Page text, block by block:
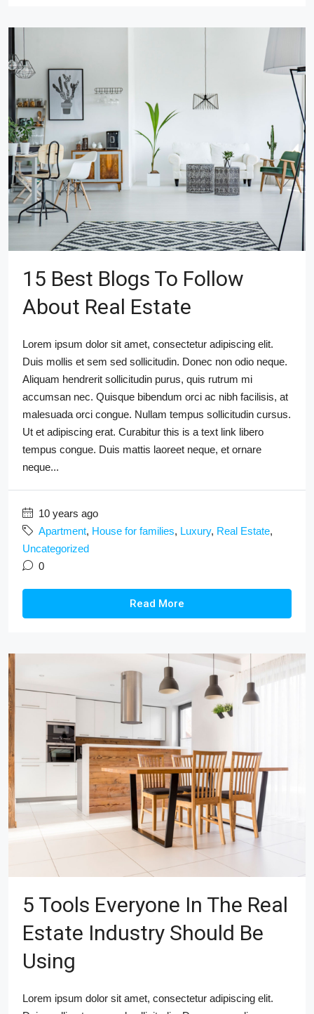
15 Best Blogs To Follow
About Real Estate
Lorem ipsum dolor sit amet, consectetur adipiscing elit.
Duis mollis et sem sed sollicitudin. Donec non odio neque.
Aliquam hendrerit sollicitudin purus, quis rutrum mi
accumsan nec. Quisque bibendum orci ac nibh facilisis, at
malesuada orci congue. Nullam tempus sollicitudin cursus.
Ut et adipiscing erat. Curabitur this is a text link libero
tempus congue. Duis mattis laoreet neque, et ornare
neque...
10 years ago
Apartment, House for families, Luxury, Real Estate,
Uncategorized
0
Read More
5 Tools Everyone In The Real
Estate Industry Should Be
Using
Lorem ipsum dolor sit amet, consectetur adipiscing elit.